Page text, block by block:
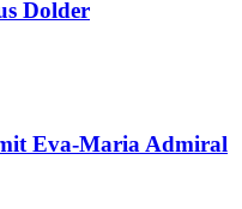
Dolder
Eva-Maria Admiral